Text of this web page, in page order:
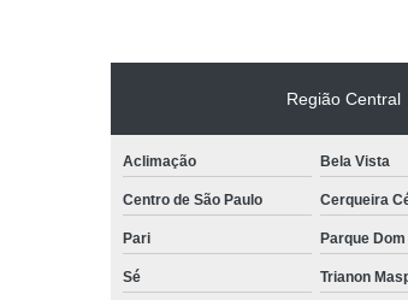
Região Central
Aclimação Bela Vista
Centro de São Paulo Cerqueira
Pari Parque
Sé Trianon